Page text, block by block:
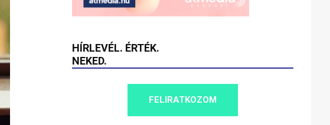
HÍRLEVÉL. ÉRTÉK.
NEKED.
FELIRATKOZOM